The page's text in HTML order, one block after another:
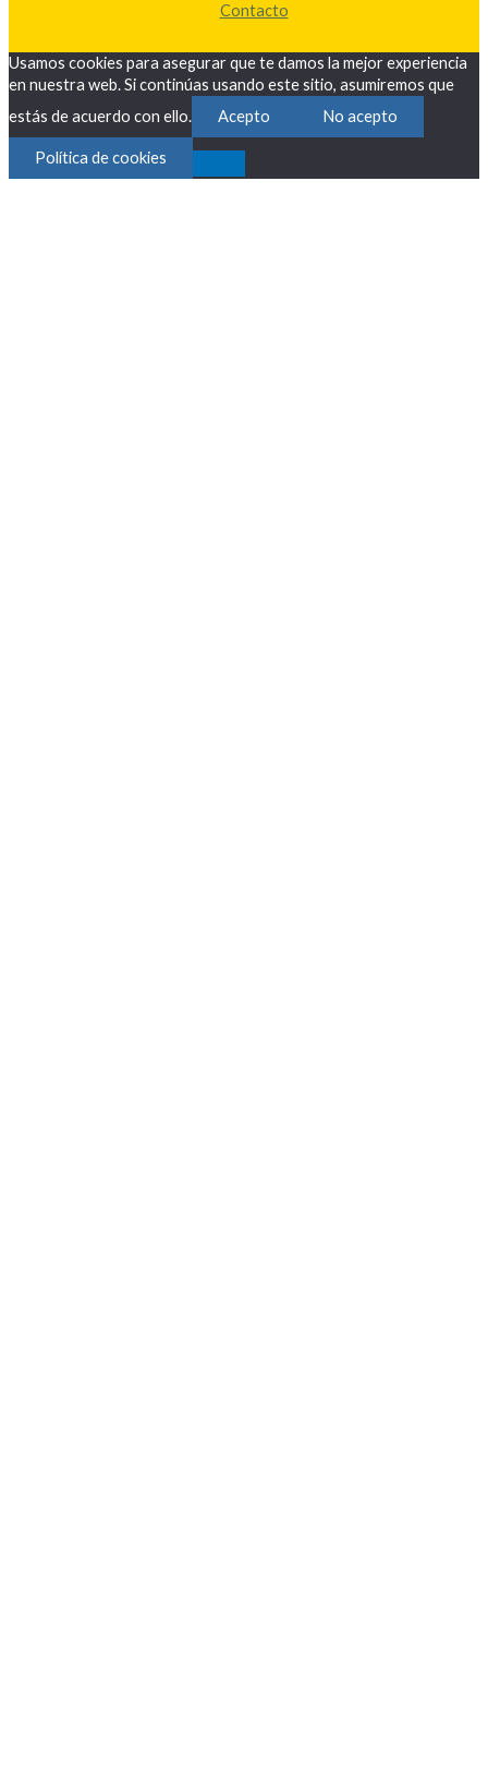
Contacto
Usamos cookies para asegurar que te damos la mejor experiencia
en nuestra web. Si continúas usando este sitio, asumiremos que
estás de acuerdo con ello.
Acepto No acepto
Política de cookies